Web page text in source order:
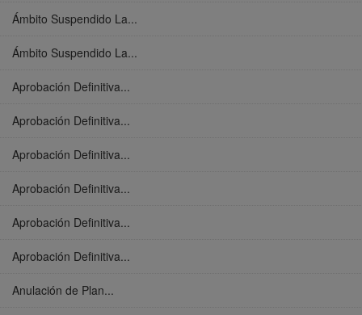
Ámbito Suspendido La...
Ámbito Suspendido La...
Aprobación Definitiva...
Aprobación Definitiva...
Aprobación Definitiva...
Aprobación Definitiva...
Aprobación Definitiva...
Aprobación Definitiva...
Anulación de Plan...